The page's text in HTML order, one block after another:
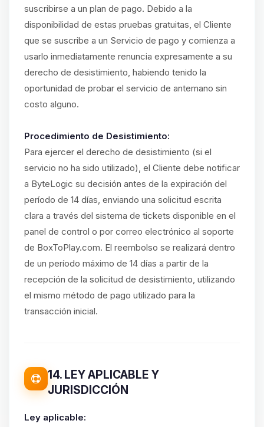
suscribirse a un plan de pago. Debido a la
disponibilidad de estas pruebas gratuitas, el Cliente
que se suscribe a un Servicio de pago y comienza a
usarlo inmediatamente renuncia expresamente a su
derecho de desistimiento, habiendo tenido la
oportunidad de probar el servicio de antemano sin
costo alguno.
Procedimiento de Desistimiento:
Para ejercer el derecho de desistimiento (si el
servicio no ha sido utilizado), el Cliente debe notificar
a ByteLogic su decisión antes de la expiración del
período de 14 días, enviando una solicitud escrita
clara a través del sistema de tickets disponible en el
panel de control o por correo electrónico al soporte
de BoxToPlay.com. El reembolso se realizará dentro
de un período máximo de 14 días a partir de la
recepción de la solicitud de desistimiento, utilizando
el mismo método de pago utilizado para la
transacción inicial.
14. LEY APLICABLE Y
JURISDICCIÓN
Ley aplicable: